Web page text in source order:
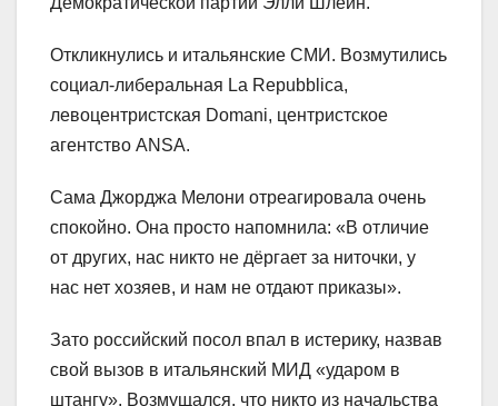
Откликнулись и итальянские СМИ. Возмутились
социал-либеральная La Repubblica,
левоцентристская Domani, центристское
агентство ANSA.
Сама Джорджа Мелони отреагировала очень
спокойно. Она просто напомнила: «В отличие
от других, нас никто не дёргает за ниточки, у
нас нет хозяев, и нам не отдают приказы».
Зато российский посол впал в истерику, назвав
свой вызов в итальянский МИД «ударом в
штангу». Возмущался, что никто из начальства